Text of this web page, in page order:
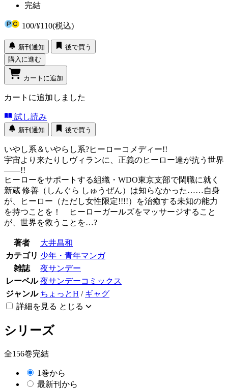
完結
100/¥110(税込)
新刊通知
後で買う
購入に進む
カートに追加
カートに追加しました
試し読み
新刊通知 後で買う
いやし系＆いやらし系?ヒーローコメディー!!
宇宙より来たりしヴィランに、正義のヒーロー達が抗う世界
――!!
ヒーローをサポートする組織・WDO東京支部で閑職に就く
新蔵 修善（しんぐら しゅうぜん）は知らなかった……自身
が、ヒーロー（ただし女性限定!!!!）を治癒する未知の能力
を持つことを！ ヒーローガールズをマッサージすること
が、世界を救うことを…?
著者
大井昌和
カテゴリ 少年・青年マンガ
雑誌
夜サンデー
レーベル 夜サンデーコミックス
ジャンル ちょっとH / ギャグ
詳細を見る とじる
シリーズ
全156巻完結
1巻から
最新刊から